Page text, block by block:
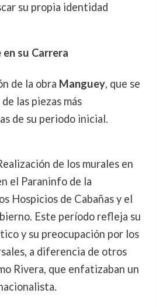
su propia identidad
su Carrera
de la obra Manguey, que se
las piezas más
de su periodo inicial.
de los murales en
el Paraninfo de la
Hospicios de Cabañas y el
Este período refleja su
y su preocupación por los
a diferencia de otros
Rivera, que enfatizaban un